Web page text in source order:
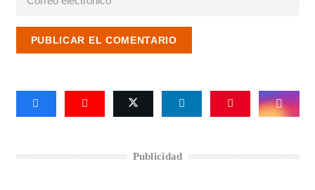
PUBLICAR EL COMENTARIO
Publicidad